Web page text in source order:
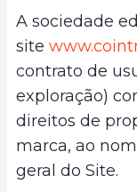
A sociedade
site
contrato de
exploração)
direitos de
marca, ao
geral do Site.